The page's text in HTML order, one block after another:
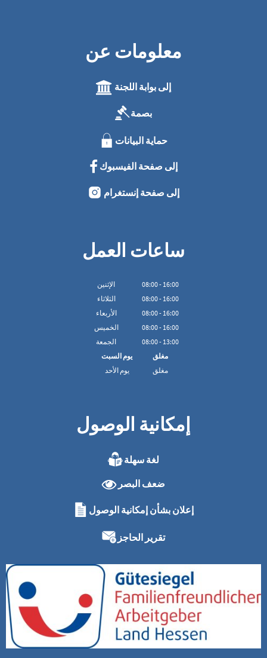
معلومات عن
إلى بوابة اللجنة
بصمة
حماية البيانات
إلى صفحة الفيسبوك
إلى صفحة إنستغرام
ساعات العمل
الإثنين 08:00- 16:00
الثلاثاء
08:00- 16:00
الأربعاء
08:00- 16:00
الخميس
08:00- 16:00
الجمعة
08:00- 13:00
يوم السبت
مغلق
يوم الأحد
مغلق
إمكانية الوصول
لغة سهلة
ضعف البصر
إعلان بشأن إمكانية الوصول
تقرير الحاجز